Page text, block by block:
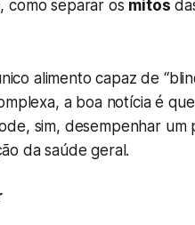
como separar os mitos
alimento capaz de
a boa notícia é
sim, desempenhar um
da saúde geral.